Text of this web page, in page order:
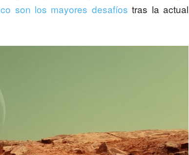
son los mayores desafíos tras la actual